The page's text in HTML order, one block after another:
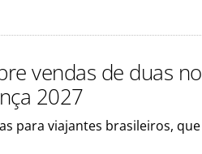
vendas de duas
2027
para viajantes brasileiros,